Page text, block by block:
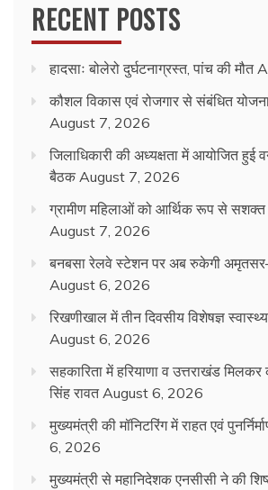
RECENT POSTS
हादसाः बोलेरो दुर्घटनाग्रस्त, पांच की मौत
कौशल विकास एवं रोजगार से संबंधित
August 7, 2026
जिलाधिकारी की अध्यक्षता में आयोजित हुई
बैठक August 7, 2026
ग्रामीण महिलाओं को आर्थिक रूप से सशक्त
August 7, 2026
बनबसा रेलवे स्टेशन पर अब रुकेगी
August 6, 2026
रिखणीखाल में तीन दिवसीय विशेषज्ञ
August 6, 2026
सहकारिता में हरियाणा व उत्तराखंड
सिंह रावत August 6, 2026
मुख्यमंत्री की मॉनिटरिंग में राहत एवं
6, 2026
मुख्यमंत्री से महानिदेशक एनसीसी ने की